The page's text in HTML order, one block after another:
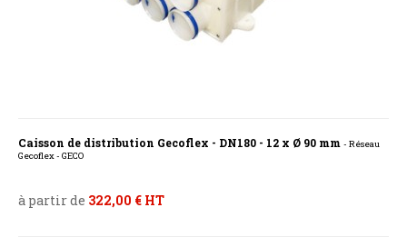
Caisson de distribution Gecoflex - DN180 - 12 x Ø 90 mm - Réseau
Gecoflex - GECO
à partir de 322,00 € HT